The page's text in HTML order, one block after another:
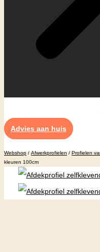
Advies aan huis
Webshop/Afwerkprofielen/Profielen
kleuren 100cm